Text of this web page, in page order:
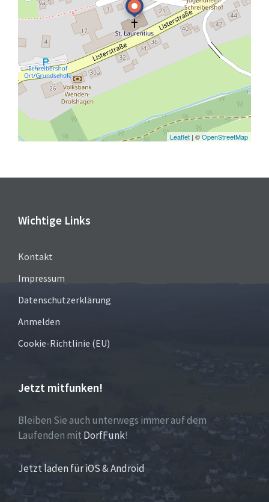
Leaflet | ©OpenStreetMap
Wichtige Links
Kontakt
Impressum
Datenschutzerklärung
Anmelden
Cookie-Richtlinie (EU)
Jetzt mitfunken!
Bleiben Sie auch unterwegs immer auf dem
Laufenden mit DorfFunk!
Jetzt laden für iOS & Android